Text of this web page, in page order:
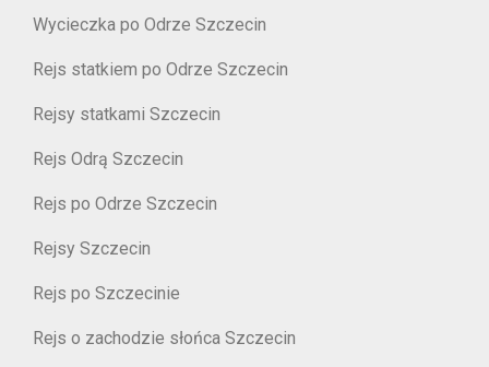
Wycieczka po Odrze Szczecin
Rejs statkiem po Odrze Szczecin
Rejsy statkami Szczecin
Rejs Odrą Szczecin
Rejs po Odrze Szczecin
Rejsy Szczecin
Rejs po Szczecinie
Rejs o zachodzie słońca Szczecin